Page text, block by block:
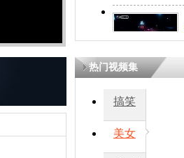
热门视频集
搞笑
美女